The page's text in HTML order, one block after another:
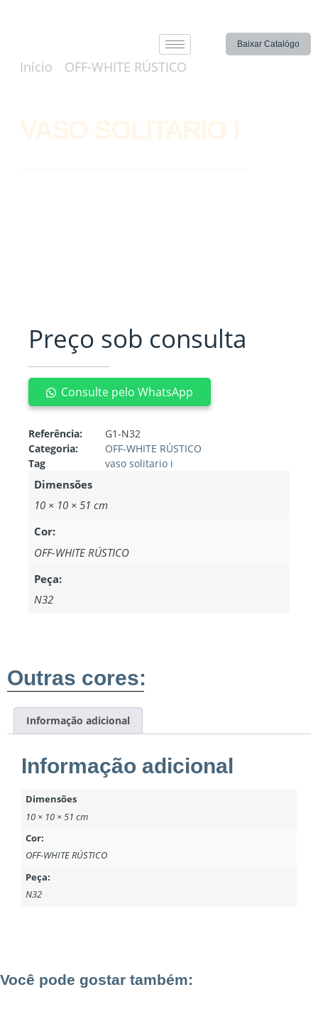
Baixar Catalógo
Início OFF-WHITE RÚSTICO
Preço sob consulta
Consulte pelo WhatsApp
Referência:
G1-N32
Categoria:
OFF-WHITE RÚSTICO
Tag
vaso solitario i
Dimensões
10 × 10 × 51 cm
Cor:
OFF-WHITE RÚSTICO
Peça:
N32
Outras cores:
Informação adicional
Informação adicional
Dimensões
10 × 10 × 51 cm
Cor:
OFF-WHITE RÚSTICO
Peça:
N32
Você pode gostar também: